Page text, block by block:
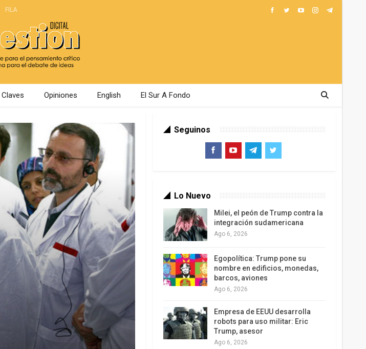
FILA
Claves Opiniones English El Sur A Fondo
Seguinos
Lo Nuevo
Milei, el peón de Trump contra la
integración sudamericana
Ago 6, 2026
Egopolítica: Trump pone su
nombre en edificios, monedas,
barcos, aviones
Ago 6, 2026
Empresa de EEUU desarrolla
robots para uso militar: Eric
Trump, asesor
Ago 6, 2026